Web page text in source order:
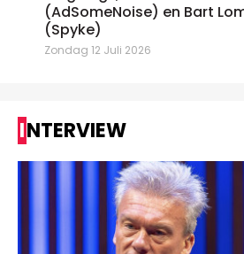
(AdSomeNoise) en Bart
(Spyke)
Zondag 12 Juli 2026
INTERVIEW